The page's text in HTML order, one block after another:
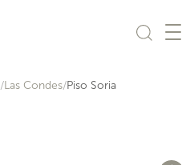
Las Condes Piso Soria